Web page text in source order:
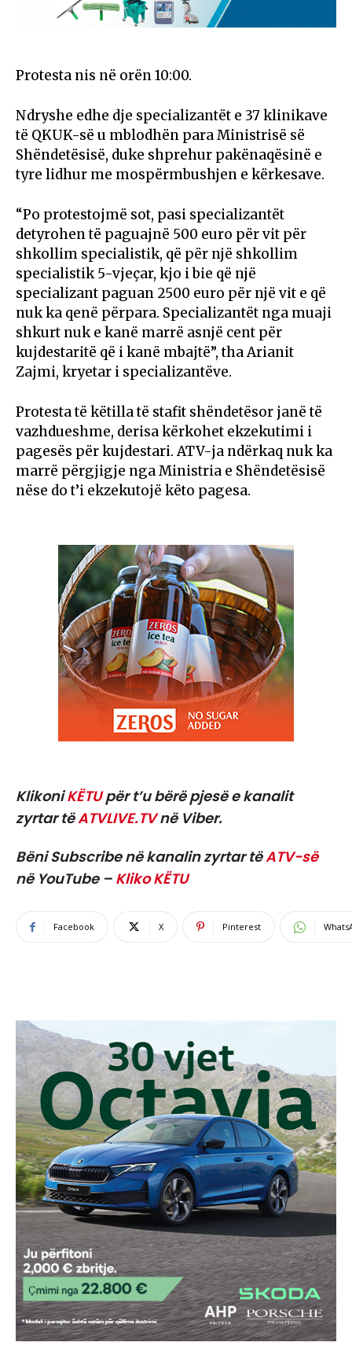
Protesta nis në orën 10:00.
Ndryshe edhe dje specializantët e 37 klinikave
të QKUK-së u mblodhën para Ministrisë së
Shëndetësisë, duke shprehur pakënaqësinë e
tyre lidhur me mospërmbushjen e kërkesave.
“Po protestojmë sot, pasi specializantët
detyrohen të paguajnë 500 euro për vit për
shkollim specialistik, që për një shkollim
specialistik 5-vjeçar, kjo i bie që një
specializant paguan 2500 euro për një vit e që
nuk ka qenë përpara. Specializantët nga muaji
shkurt nuk e kanë marrë asnjë cent për
kujdestaritë që i kanë mbajtë”, tha Arianit
Zajmi, kryetar i specializantëve.
Protesta të këtilla të stafit shëndetësor janë të
vazhdueshme, derisa kërkohet ekzekutimi i
pagesës për kujdestari. ATV-ja ndërkaq nuk ka
marrë përgjigje nga Ministria e Shëndetësisë
nëse do t’i ekzekutojë këto pagesa.
KlikoniKËTUpër t’u bërë pjesë e kanalit
zyrtar tëATVLIVE.TVnë Viber.
Bëni Subscribe në kanalin zyrtar tëATV-së
në YouTube – Kliko KËTU
Facebook X Pinterest